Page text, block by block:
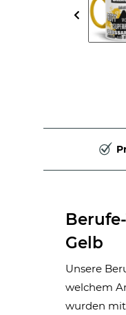
Gelb
Unsere
welchem
wurden mit